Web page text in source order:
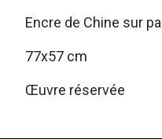
Encre de Chine sur
77x57 cm
Œuvre réservée